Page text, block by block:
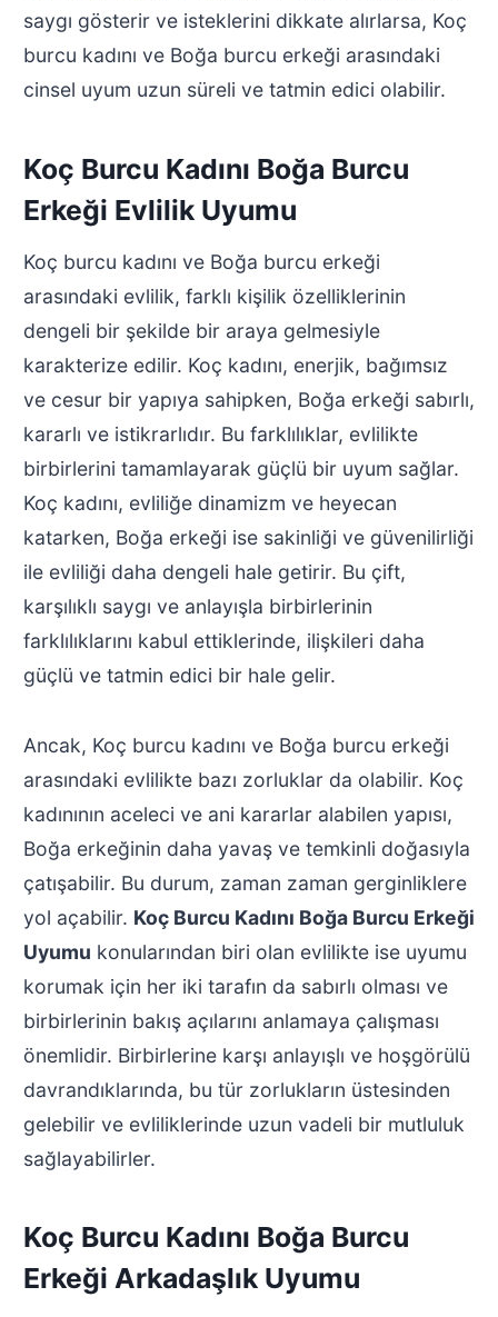
saygı gösterir ve isteklerini dikkate alırlarsa, Koç
burcu kadını ve Boğa burcu erkeği arasındaki
cinsel uyum uzun süreli ve tatmin edici olabilir.
Koç Burcu Kadını Boğa Burcu
Erkeği Evlilik Uyumu
Koç burcu kadını ve Boğa burcu erkeği
arasındaki evlilik, farklı kişilik özelliklerinin
dengeli bir şekilde bir araya gelmesiyle
karakterize edilir. Koç kadını, enerjik, bağımsız
ve cesur bir yapıya sahipken, Boğa erkeği sabırlı,
kararlı ve istikrarlıdır. Bu farklılıklar, evlilikte
birbirlerini tamamlayarak güçlü bir uyum sağlar.
Koç kadını, evliliğe dinamizm ve heyecan
katarken, Boğa erkeği ise sakinliği ve güvenilirliği
ile evliliği daha dengeli hale getirir. Bu çift,
karşılıklı saygı ve anlayışla birbirlerinin
farklılıklarını kabul ettiklerinde, ilişkileri daha
güçlü ve tatmin edici bir hale gelir.
Ancak, Koç burcu kadını ve Boğa burcu erkeği
arasındaki evlilikte bazı zorluklar da olabilir. Koç
kadınının aceleci ve ani kararlar alabilen yapısı,
Boğa erkeğinin daha yavaş ve temkinli doğasıyla
çatışabilir. Bu durum, zaman zaman gerginliklere
yol açabilir. Koç Burcu Kadını Boğa Burcu Erkeği
Uyumu konularından biri olan evlilikte ise uyumu
korumak için her iki tarafın da sabırlı olması ve
birbirlerinin bakış açılarını anlamaya çalışması
önemlidir. Birbirlerine karşı anlayışlı ve hoşgörülü
davrandıklarında, bu tür zorlukların üstesinden
gelebilir ve evliliklerinde uzun vadeli bir mutluluk
sağlayabilirler.
Koç Burcu Kadını Boğa Burcu
Erkeği Arkadaşlık Uyumu